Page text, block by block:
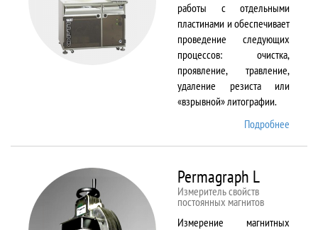
работы с отдельными
пластинами и обеспечивает
проведение следующих
процессов: очистка,
проявление, травление,
удаление резиста или
«взрывной» литографии.
Подробнее
Permagraph L
Измеритель свойств
постоянных магнитов
Измерение магнитных